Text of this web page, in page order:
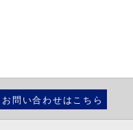
お問い合わせはこちら